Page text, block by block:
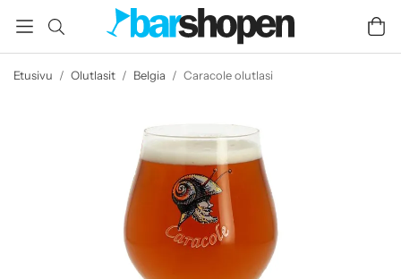
Etusivu / Olutlasit / Belgia / Caracole olutlasi